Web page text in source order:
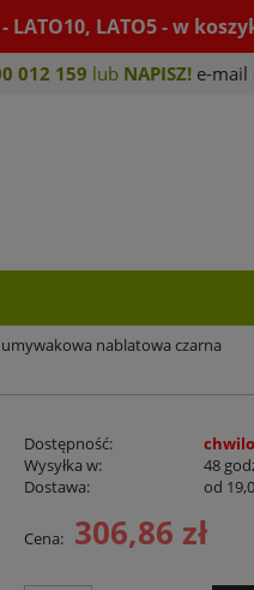
LATO5 - w
012 159 lub NAPISZ! e-mail
nablatowa czarna
Dostępność:
Wysyłka w:
48
Dostawa:
od
Cena nie zawiera
Cena: 306,86 zł